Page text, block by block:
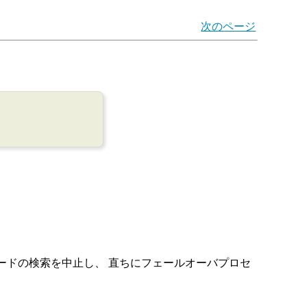
次のページ
ドの検索を中止し、 直ちにフェールオーバプロセ